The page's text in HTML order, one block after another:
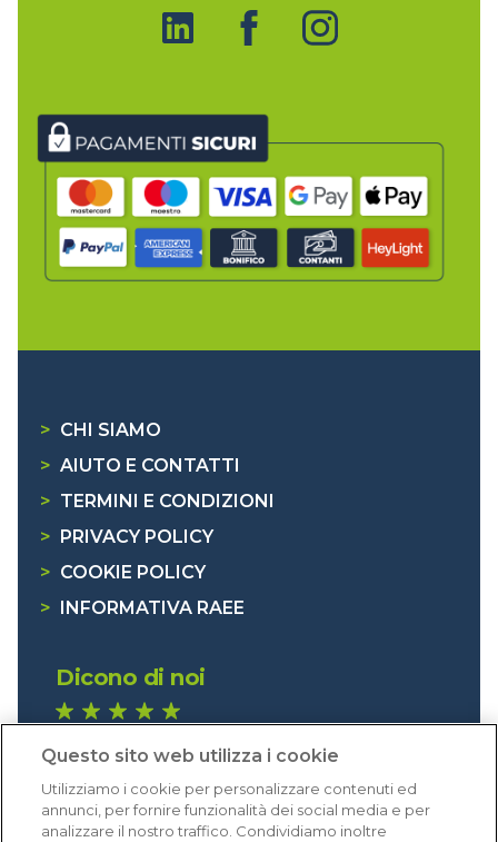
> CHI SIAMO
> AIUTO E CONTATTI
> TERMINI E CONDIZIONI
>
PRIVACY POLICY
> COOKIE POLICY
>
INFORMATIVA RAEE
Dicono di noi
Eccellente (4,8)
Acquisti verificati
Questo sito web utilizza i cookie
Utilizziamo i cookie per personalizzare contenuti ed
annunci, per fornire funzionalità dei social media e per
analizzare il nostro traffico. Condividiamo inoltre